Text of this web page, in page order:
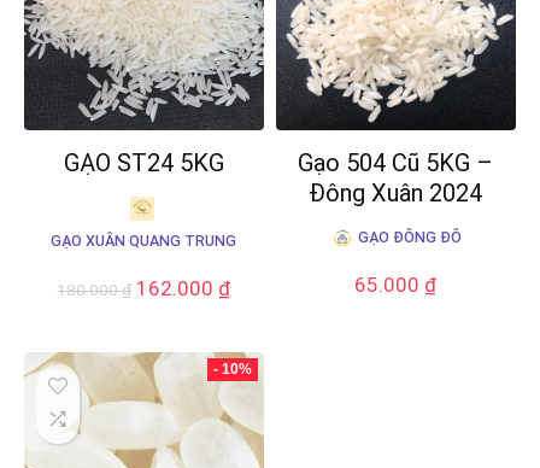
GẠO ST24 5KG
GẠO XUÂN QUANG TRUNG
180.000₫ 162.000 ₫
Gạo 504 Cũ 5KG –
Đông Xuân 2024
GẠO ĐÔNG ĐÔ
65.000 ₫
- 10%